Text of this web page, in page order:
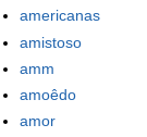
americanas
amistoso
amm
amoêdo
amor